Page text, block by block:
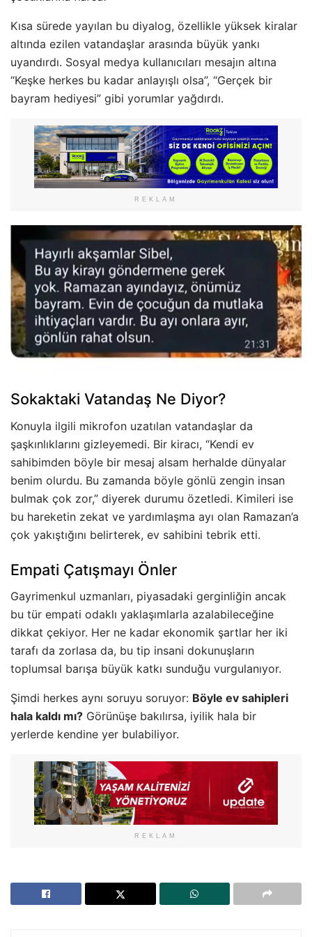
Kısa sürede yayılan bu diyalog, özellikle yüksek kiralar
altında ezilen vatandaşlar arasında büyük yankı
uyandırdı. Sosyal medya kullanıcıları mesajın altına
“Keşke herkes bu kadar anlayışlı olsa”, “Gerçek bir
bayram hediyesi” gibi yorumlar yağdırdı.
REKLAM
Sokaktaki Vatandaş Ne Diyor?
Konuyla ilgili mikrofon uzatılan vatandaşlar da
şaşkınlıklarını gizleyemedi. Bir kiracı, “Kendi ev
sahibimden böyle bir mesaj alsam herhalde dünyalar
benim olurdu. Bu zamanda böyle gönlü zengin insan
bulmak çok zor,” diyerek durumu özetledi. Kimileri ise
bu hareketin zekat ve yardımlaşma ayı olan Ramazan’a
çok yakıştığını belirterek, ev sahibini tebrik etti.
Empati Çatışmayı Önler
Gayrimenkul uzmanları, piyasadaki gerginliğin ancak
bu tür empati odaklı yaklaşımlarla azalabileceğine
dikkat çekiyor. Her ne kadar ekonomik şartlar her iki
tarafı da zorlasa da, bu tip insani dokunuşların
toplumsal barışa büyük katkı sunduğu vurgulanıyor.
Şimdi herkes aynı soruyu soruyor: Böyle ev sahipleri
hala kaldı mı? Görünüşe bakılırsa, iyilik hala bir
yerlerde kendine yer bulabiliyor.
REKLAM